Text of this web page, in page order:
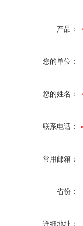
产品：
您的单位：
您的姓名：
联系电话：
常用邮箱：
省份：
详细地址：